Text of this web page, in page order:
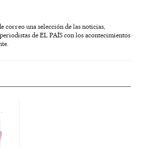
correo una selección de las noticias,
de EL PAÍS con los acontecimientos